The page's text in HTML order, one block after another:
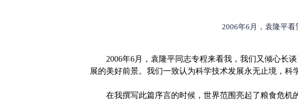
2006年6月，袁隆平
2006年6月，袁隆平同志专程来看我，我们又倾心长谈
展的美好前景。我们一致认为科学技术发展永无止境，科
在我撰写此篇序言的时候，世界范围亮起了粮食危机